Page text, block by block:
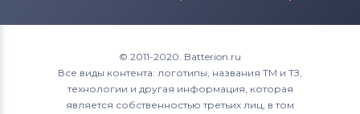
© 2011-2020. Batterion.ru
Все виды контента: логотипы, названия ТМ и ТЗ,
технологии и другая информация, которая
является собственностью третьих лиц, в том